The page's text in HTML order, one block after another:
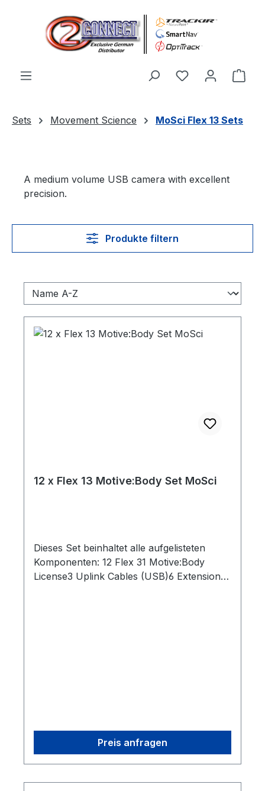
Zum Hauptinhalt springen
Du hast 0
Sets Movement Science MoSci Flex 13 Sets
A medium volume USB camera with excellent
precision.
Produkte filtern
12 x Flex 13 Motive:Body Set MoSci
Dieses Set beinhaltet alle aufgelisteten
Komponenten: 12 Flex 31 Motive:Body
License3 Uplink Cables (USB)6 Extension
Preis anfragen